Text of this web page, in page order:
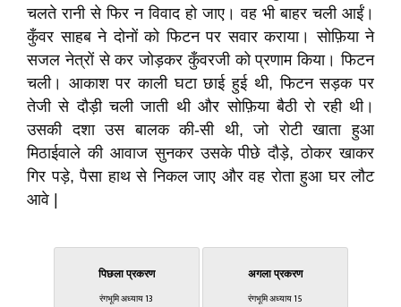
चलते रानी से फिर न विवाद हो जाए। वह भी बाहर चली आईं।
कुँवर साहब ने दोनों को फिटन पर सवार कराया। सोफ़िया ने
सजल नेत्रों से कर जोड़कर कुँवरजी को प्रणाम किया। फिटन
चली। आकाश पर काली घटा छाई हुई थी, फिटन सड़क पर
तेजी से दौड़ी चली जाती थी और सोफ़िया बैठी रो रही थी।
उसकी दशा उस बालक की-सी थी, जो रोटी खाता हुआ
मिठाईवाले की आवाज सुनकर उसके पीछे दौड़े, ठोकर खाकर
गिर पड़े, पैसा हाथ से निकल जाए और वह रोता हुआ घर लौट
आवे |
पिछला प्रकरण
रंगभूमि अध्याय 13
अगला प्रकरण
रंगभूमि अध्याय 15